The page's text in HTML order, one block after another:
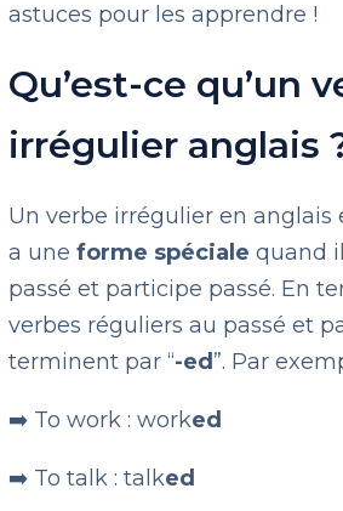
astuces pour les apprendre !
Qu’est-ce qu’un
irrégulier anglais
Un verbe irrégulier en anglais
a uneforme spéciale quand
passé et participe passé. En
verbes réguliersau passé et
terminent par “-ed ”. Par
➡️ To work : worked
➡️ To talk : talked